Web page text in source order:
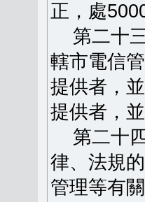
正，處
第二十三
轄市電信
提供者，
提供者，
第二十四
律、法規
管理等有